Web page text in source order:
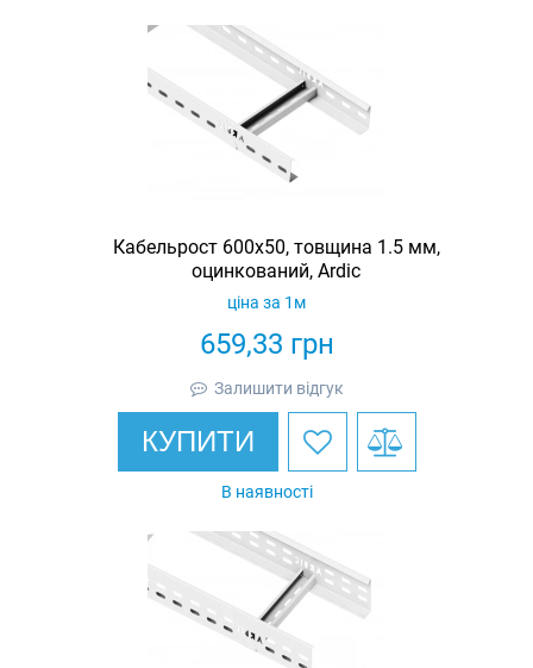
Кабельрост 600х50, товщина 1.5 мм,
оцинкований, Ardic
659,33 грн
ціна за 1м
Залишити відгук
КУПИТИ
В наявності